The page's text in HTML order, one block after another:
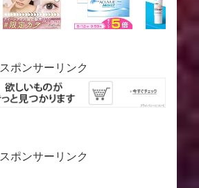
スポンサーリンク
スポンサーリンク